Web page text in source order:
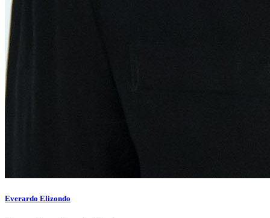
Everardo Elizondo